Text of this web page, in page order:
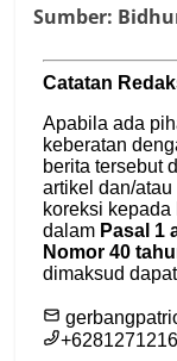
Sumber: